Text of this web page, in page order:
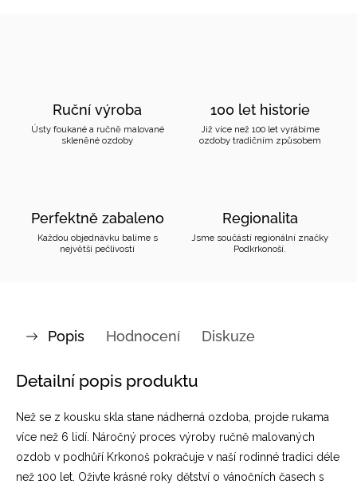
Ruční výroba
Ústy foukané a ručně malované
skleněné ozdoby
100 let historie
Již více než 100 let vyrábíme
ozdoby tradičním způsobem
Perfektně zabaleno
Každou objednávku balíme s
největší pečlivostí
Regionalita
Jsme součástí regionální značky
Podkrkonoší.
Popis Hodnocení Diskuze
Detailní popis produktu
Než se z kousku skla stane nádherná ozdoba, projde rukama
více než 6 lidí. Náročný proces výroby ručně malovaných
ozdob v podhůří Krkonoš pokračuje v naší rodinné tradici déle
než 100 let. Oživte krásné roky dětství o vánočních časech s